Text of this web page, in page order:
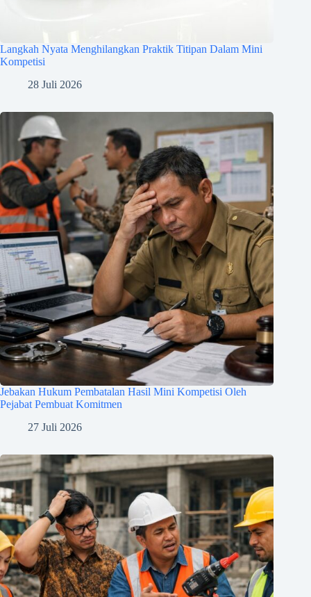
Langkah Nyata Menghilangkan Praktik Titipan Dalam Mini
Kompetisi
28 Juli 2026
Jebakan Hukum Pembatalan Hasil Mini Kompetisi Oleh
Pejabat Pembuat Komitmen
27 Juli 2026